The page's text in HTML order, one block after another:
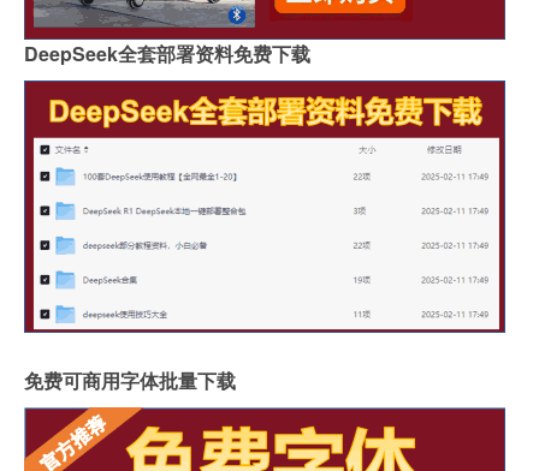
DeepSeek全套部署资料免费下载
免费可商用字体批量下载